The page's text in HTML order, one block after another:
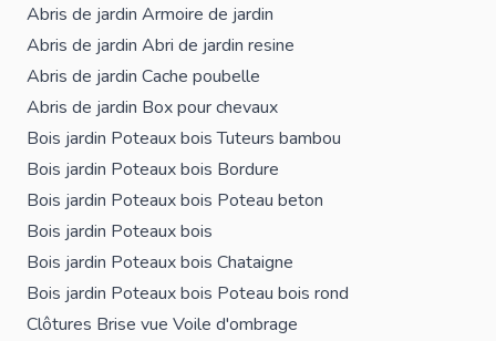
Abris de jardin Armoire de jardin
Abris de jardin Abri de jardin resine
Abris de jardin Cache poubelle
Abris de jardin Box pour chevaux
Bois jardin Poteaux bois Tuteurs bambou
Bois jardin Poteaux bois Bordure
Bois jardin Poteaux bois Poteau beton
Bois jardin Poteaux bois
Bois jardin Poteaux bois Chataigne
Bois jardin Poteaux bois Poteau bois rond
Clôtures Brise vue Voile d'ombrage